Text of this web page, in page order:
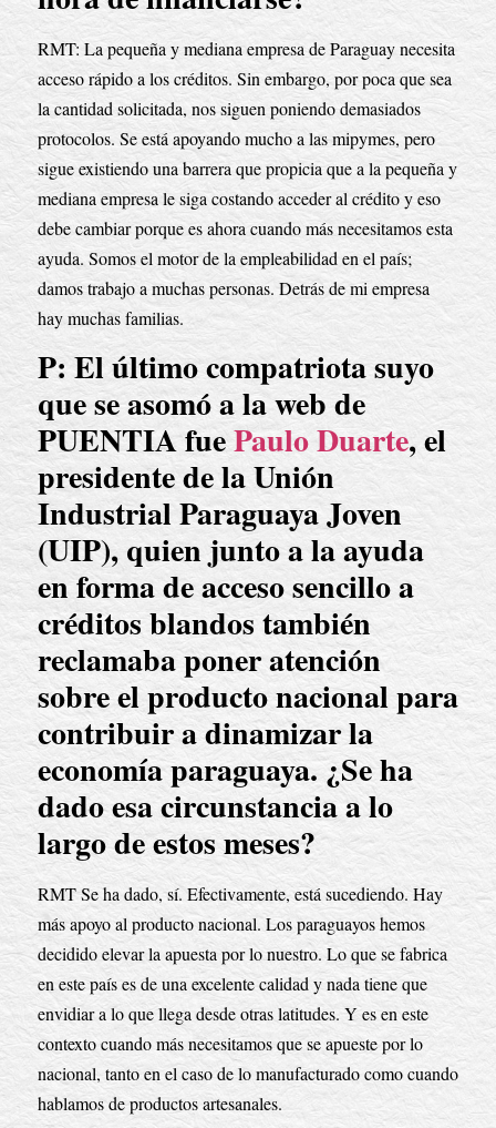
RMT: La pequeña y mediana empresa de Paraguay necesita
acceso rápido a los créditos. Sin embargo, por poca que sea
la cantidad solicitada, nos siguen poniendo demasiados
protocolos. Se está apoyando mucho a las mipymes, pero
sigue existiendo una barrera que propicia que a la pequeña y
mediana empresa le siga costando acceder al crédito y eso
debe cambiar porque es ahora cuando más necesitamos esta
ayuda. Somos el motor de la empleabilidad en el país;
damos trabajo a muchas personas. Detrás de mi empresa
hay muchas familias.
P: El último compatriota suyo
que se asomó a la web de
PUENTIA fue Paulo Duarte, el
presidente de la Unión
Industrial Paraguaya Joven
(UIP), quien junto a la ayuda
en forma de acceso sencillo a
créditos blandos también
reclamaba poner atención
sobre el producto nacional para
contribuir a dinamizar la
economía paraguaya. ¿Se ha
dado esa circunstancia a lo
largo de estos meses?
RMT Se ha dado, sí. Efectivamente, está sucediendo. Hay
más apoyo al producto nacional. Los paraguayos hemos
decidido elevar la apuesta por lo nuestro. Lo que se fabrica
en este país es de una excelente calidad y nada tiene que
envidiar a lo que llega desde otras latitudes. Y es en este
contexto cuando más necesitamos que se apueste por lo
nacional, tanto en el caso de lo manufacturado como cuando
hablamos de productos artesanales.